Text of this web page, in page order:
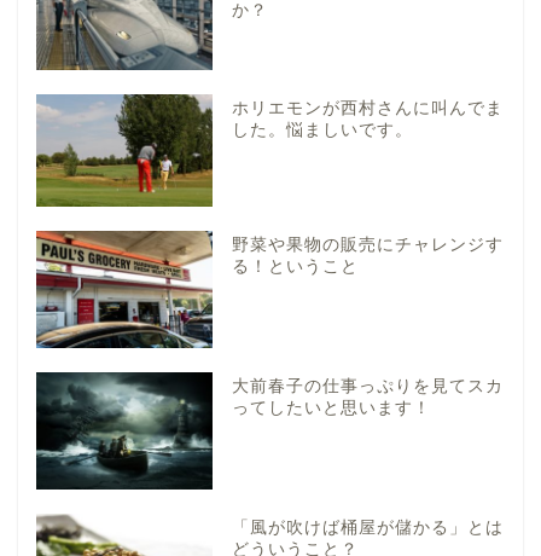
か？
ホリエモンが西村さんに叫んでま
した。悩ましいです。
野菜や果物の販売にチャレンジす
る！ということ
大前春子の仕事っぷりを見てスカ
ってしたいと思います！
「風が吹けば桶屋が儲かる」とは
どういうこと？